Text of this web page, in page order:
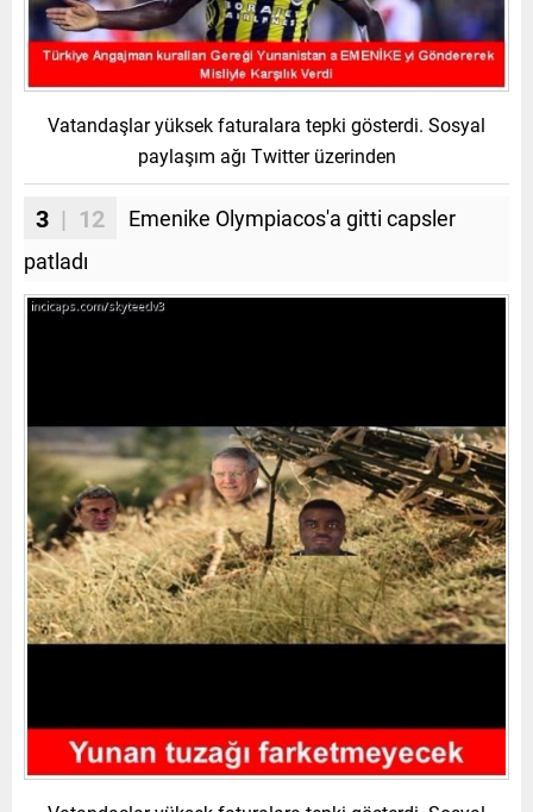
Vatandaşlar yüksek faturalara tepki gösterdi. Sosyal
paylaşım ağı Twitter üzerinden
3 | 12
Emenike Olympiacos'a gitti capsler
patladı